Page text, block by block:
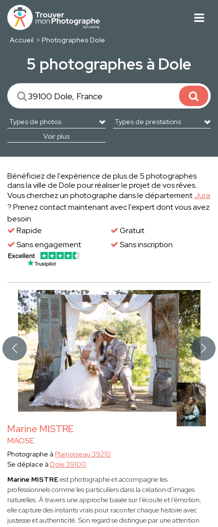
Accueil Photographes Dole
5 photographes à Dole
Voir plus
Bénéficiez de l'expérience de plus de 5 photographes
dans la ville de Dole pour réaliser le projet de vos rêves..
Vous cherchez un photographe dans le départementJura
? Prenez contact maintenant avec l'expert dont vous avez
besoin.
Rapide
Gratuit
Sans engagement
Sans inscription
Marine MISTRE
MAOSE
Photographe à Plainoiseau 39210
Se déplace à Dole 39100
Marine MISTREest photographe et accompagne les
professionnels comme les particuliers dans la création d’images
naturelles. À travers une approche basée sur l’écoute et l’émotion,
elle capture des instants vrais pour raconter chaque histoire avec
justesse et authenticité. Son regard se distingue par une attention